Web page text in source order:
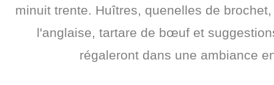
minuit trente. Huîtres, quenelles de
l'anglaise, tartare de bœuf et
régaleront dans une ambiance